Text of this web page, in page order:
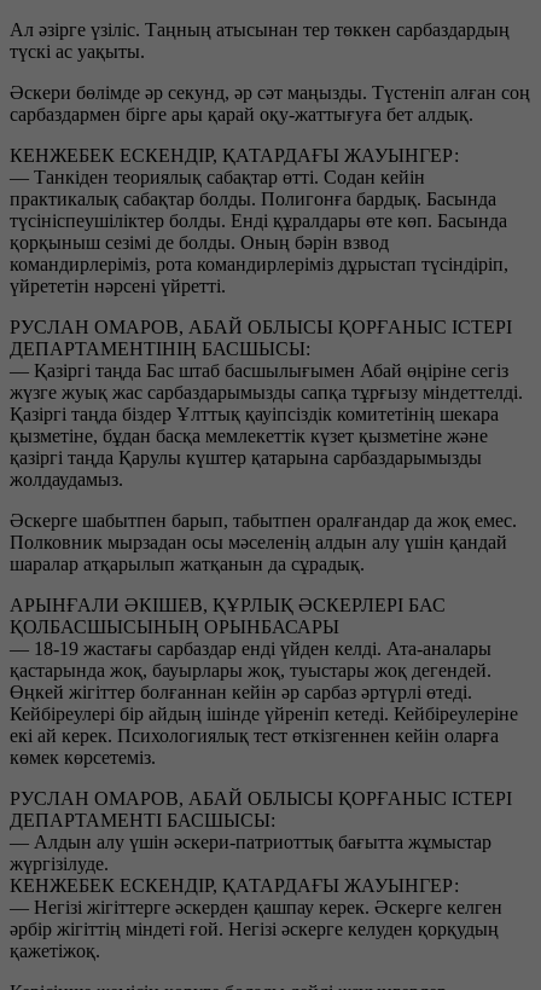
Ал әзірге үзіліс. Таңның атысынан тер төккен сарбаздардың
түскі ас уақыты.
Әскери бөлімде әр секунд, әр сәт маңызды. Түстеніп алған соң
сарбаздармен бірге ары қарай оқу-жаттығуға бет алдық.
КЕНЖЕБЕК ЕСКЕНДІР, ҚАТАРДАҒЫ ЖАУЫНГЕР:
— Танкіден теориялық сабақтар өтті. Содан кейін
практикалық сабақтар болды. Полигонға бардық. Басында
түсініспеушіліктер болды. Енді құралдары өте көп. Басында
қорқыныш сезімі де болды. Оның бәрін взвод
командирлеріміз, рота командирлеріміз дұрыстап түсіндіріп,
үйрететін нәрсені үйретті.
РУСЛАН ОМАРОВ, АБАЙ ОБЛЫСЫ ҚОРҒАНЫС ІСТЕРІ
ДЕПАРТАМЕНТІНІҢ БАСШЫСЫ:
— Қазіргі таңда Бас штаб басшылығымен Абай өңіріне сегіз
жүзге жуық жас сарбаздарымызды сапқа тұрғызу міндеттелді.
Қазіргі таңда біздер Ұлттық қауіпсіздік комитетінің шекара
қызметіне, бұдан басқа мемлекеттік күзет қызметіне және
қазіргі таңда Қарулы күштер қатарына сарбаздарымызды
жолдаудамыз.
Әскерге шабытпен барып, табытпен оралғандар да жоқ емес.
Полковник мырзадан осы мәселенің алдын алу үшін қандай
шаралар атқарылып жатқанын да сұрадық.
АРЫНҒАЛИ ӘКІШЕВ, ҚҰРЛЫҚ ӘСКЕРЛЕРІ БАС
ҚОЛБАСШЫСЫНЫҢ ОРЫНБАСАРЫ
— 18-19 жастағы сарбаздар енді үйден келді. Ата-аналары
қастарында жоқ, бауырлары жоқ, туыстары жоқ дегендей.
Өңкей жігіттер болғаннан кейін әр сарбаз әртүрлі өтеді.
Кейбіреулері бір айдың ішінде үйреніп кетеді. Кейбіреулеріне
екі ай керек. Психологиялық тест өткізгеннен кейін оларға
көмек көрсетеміз.
РУСЛАН ОМАРОВ, АБАЙ ОБЛЫСЫ ҚОРҒАНЫС ІСТЕРІ
ДЕПАРТАМЕНТІ БАСШЫСЫ:
— Алдын алу үшін әскери-патриоттық бағытта жұмыстар
жүргізілуде.
КЕНЖЕБЕК ЕСКЕНДІР, ҚАТАРДАҒЫ ЖАУЫНГЕР:
— Негізі жігіттерге әскерден қашпау керек. Әскерге келген
әрбір жігіттің міндеті ғой. Негізі әскерге келуден қорқудың
қажетіжоқ.